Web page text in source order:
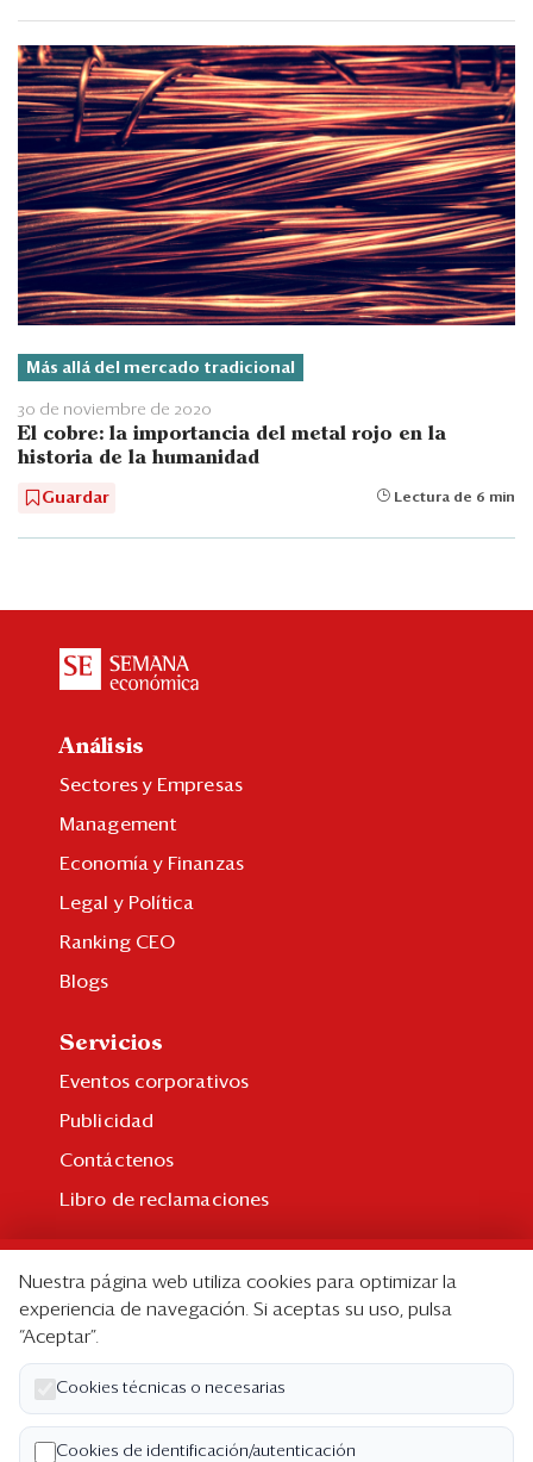
Más allá del mercado tradicional
30 de noviembre de 2020
El cobre: la importancia del metal rojo en la
historia de la humanidad
Guardar Lectura de 6 min
Análisis
Sectores y Empresas
Management
Economía y Finanzas
Legal y Política
Ranking CEO
Blogs
Servicios
Eventos corporativos
Publicidad
Contáctenos
Libro de reclamaciones
Suscripción individual
Paquetes corporativos
Edición Impresa
Nosotros
Nuestra página web utiliza cookies para optimizar la
experiencia de navegación. Si aceptas su uso, pulsa
“Aceptar”.
Cookies técnicas o necesarias
Cookies de identificación/autenticación